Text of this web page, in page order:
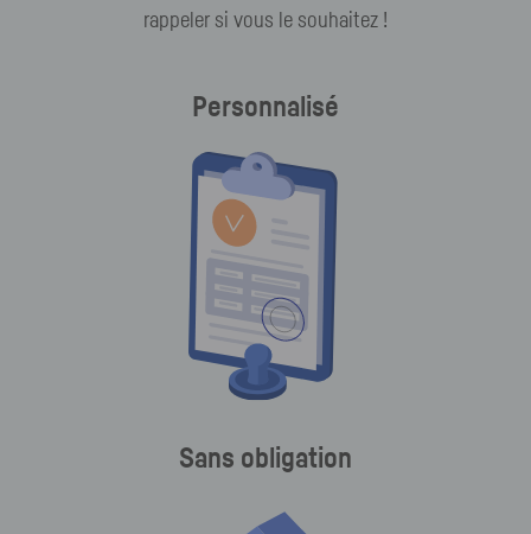
rappeler si vous le souhaitez !
Personnalisé
Sans obligation